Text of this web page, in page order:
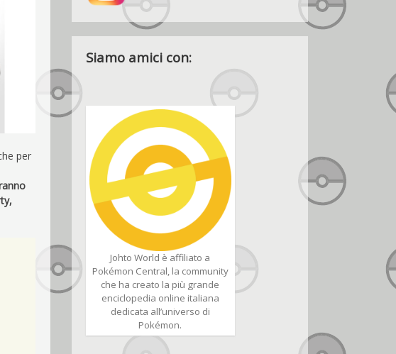
per
Siamo amici con:
Johto World è affiliato a
Pokémon Central, la community
che ha creato la più grande
enciclopedia online italiana
dedicata all’universo di
Pokémon.